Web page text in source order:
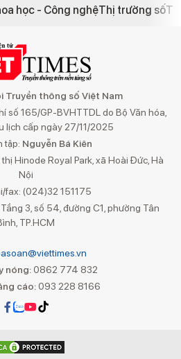
học - Công nghệThị trường số
Truyền thông số Việt Nam
số 165/GP-BVHTTDL do Bộ Văn hóa,
lịch cấp ngày 27/11/2025
tập: Nguyễn Bá Kiên
Hinode Royal Park, xã Hoài Đức, Hà
Nội
fax: (024)32 151175
3, số 54, đường C1, phường Tân
TP.HCM
nóng: 0862 774 832
cáo:093 228 8166